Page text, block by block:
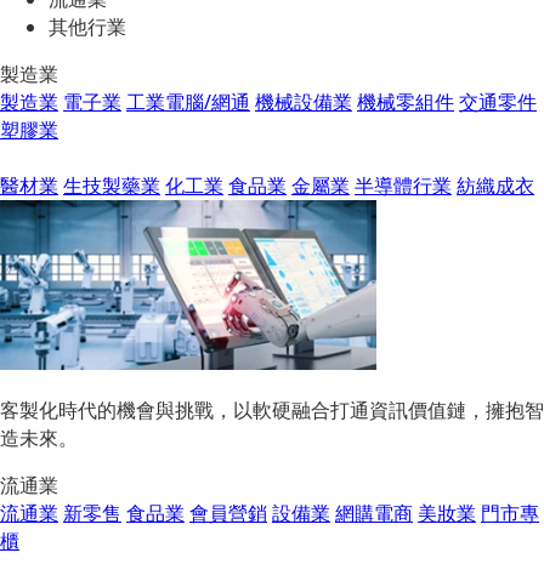
其他行業
製造業
製造業 電子業 工業電腦/網通 機械設備業 機械零組件交通零件
塑膠業
醫材業 生技製藥業 化工業 食品業 金屬業 半導體行業 紡織成衣
客製化時代的機會與挑戰，以軟硬融合打通資訊價值鏈，擁抱智
造未來。
流通業
流通業 新零售 食品業 會員營銷設備業 網購電商 美妝業 門市專
櫃